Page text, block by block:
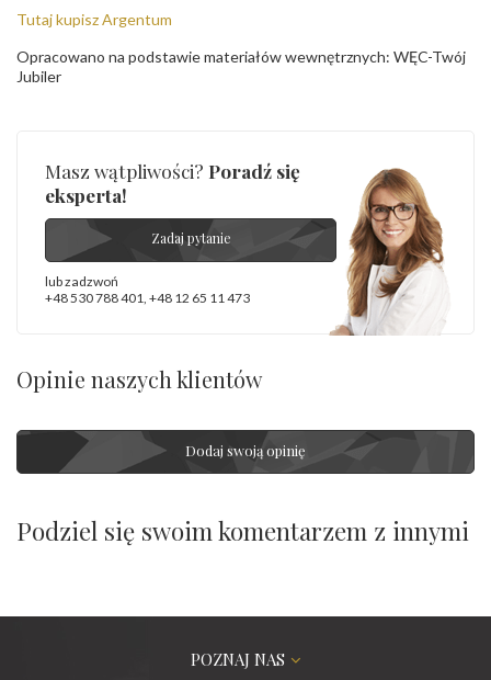
Tutaj kupisz Argentum
Opracowano na podstawie materiałów wewnętrznych: WĘC-Twój
Jubiler
Masz wątpliwości? Poradź się
eksperta!
Zadaj pytanie
lub zadzwoń
+48 530 788 401, +48 12 65 11 473
Opinie naszych klientów
Dodaj swoją opinię
Podziel się swoim komentarzem z innymi
POZNAJ NAS